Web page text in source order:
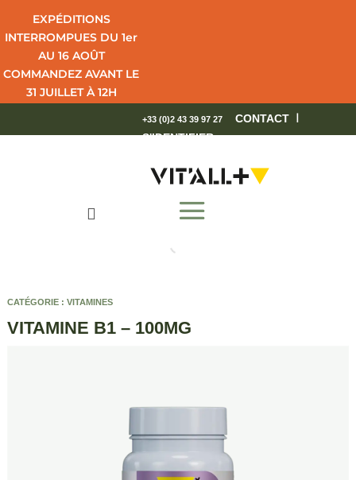
EXPÉDITIONS
INTERROMPUES DU 1er
AU 16 AOÛT
COMMANDEZ AVANT LE
31 JUILLET À 12H
+33 (0)2 43 39 97 27 CONTACT I
S'IDENTIFIER

CATÉGORIE : VITAMINES
VITAMINE B1 – 100MG